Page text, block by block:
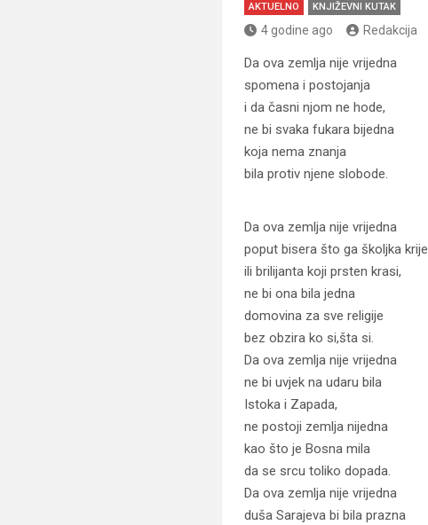
AKTUELNO KNJIŽEVNI KUTAK
4 godine ago Redakcija
Da ova zemlja nije vrijedna
spomena i postojanja
i da časni njom ne hode,
ne bi svaka fukara bijedna
koja nema znanja
bila protiv njene slobode.
Da ova zemlja nije vrijedna
poput bisera što ga školjka krije
ili brilijanta koji prsten krasi,
ne bi ona bila jedna
domovina za sve religije
bez obzira ko si,šta si.
Da ova zemlja nije vrijedna
ne bi uvjek na udaru bila
Istoka i Zapada,
ne postoji zemlja nijedna
kao što je Bosna mila
da se srcu toliko dopada.
Da ova zemlja nije vrijedna
duša Sarajeva bi bila prazna